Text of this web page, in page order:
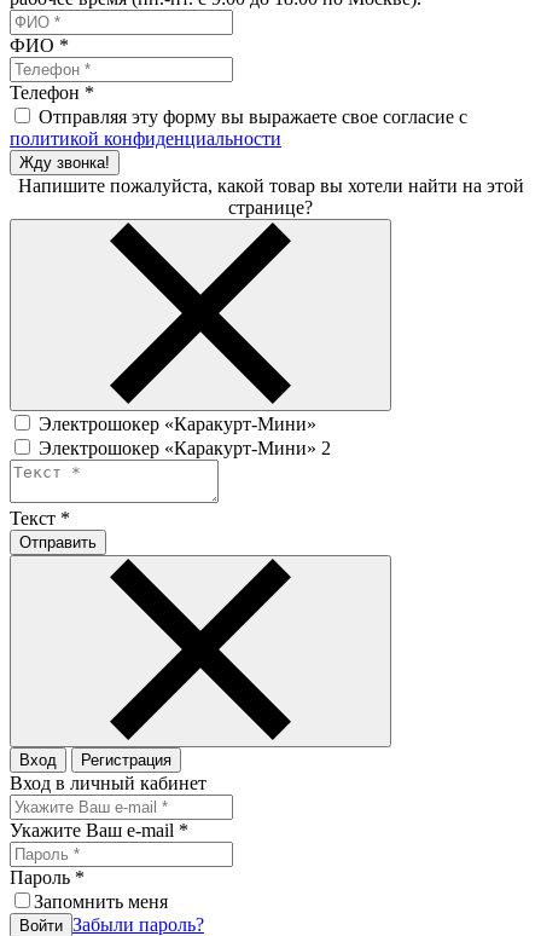
ФИО *
Телефон *
Отправляя эту форму вы выражаете свое согласие с
политикой конфиденциальности
Жду звонка!
Напишите пожалуйста, какой товар вы хотели найти на этой
странице?
Электрошокер «Каракурт-Мини»
Электрошокер «Каракурт-Мини» 2
Текст *
Отправить
Вход Регистрация
Вход в личный кабинет
Укажите Ваш e-mail *
Пароль *
Запомнить меня
Войти Забыли пароль?